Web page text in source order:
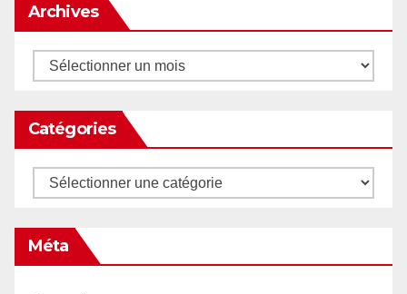
Archives
Archives
Catégories
Catégories
Méta